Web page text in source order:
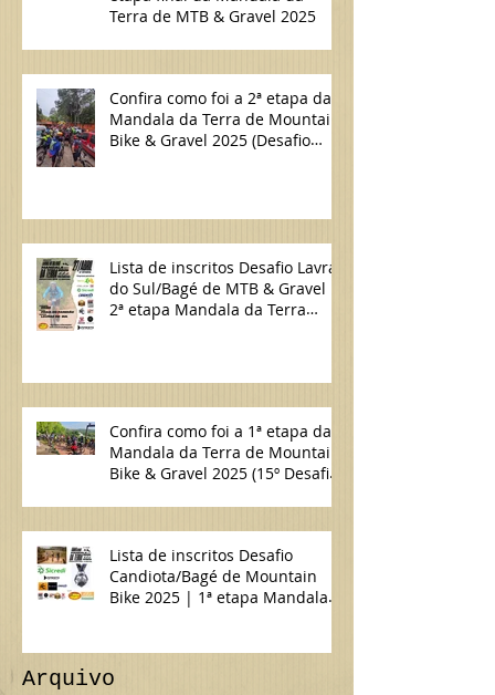
Terra de MTB & Gravel 2025
Confira como foi a 2ª etapa da
Mandala da Terra de Mountain
Bike & Gravel 2025 (Desafio
Lista de inscritos Desafio Lavras
do Sul/Bagé de MTB & Gravel |
2ª etapa Mandala da Terra
Confira como foi a 1ª etapa da
Mandala da Terra de Mountain
Bike & Gravel 2025 (15º Desafio
Lista de inscritos Desafio
Candiota/Bagé de Mountain
Bike 2025 | 1ª etapa Mandala
Arquivo